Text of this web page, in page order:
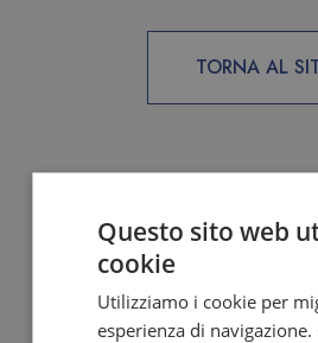
TORNA AL
Hai bisogno
barba o
Questo sito web
cookie
Utilizziamo i cookie per
esperienza di navigazione.